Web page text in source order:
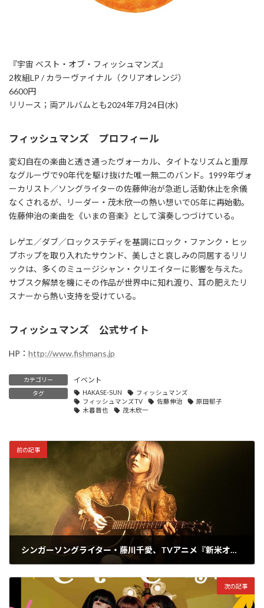
『宇宙 ベスト・オブ・フィッシュマンズ』
2枚組LP / カラーヴァイナル（クリアオレンジ）
6600円
リリース；両アルバムとも2024年7月24日(水)
フィッシュマンズ プロフィール
変幻自在の楽曲と透き通ったヴォーカル、タイトなリズムと重厚
なグルーヴで90年代を駆け抜けた唯一無二のバンド。1999年ヴォ
ーカリスト／ソングライターの佐藤伸治が急逝し活動休止を余儀
なくされるが、リーダー・茂木欣一の熱い想いで05年に再始動。
佐藤伸治の楽曲を《いまの音楽》として演奏しつづけている。
レゲエ／ダブ／ロックステディを基調にロック・ファンク・ヒッ
プホップを取り入れたサウンド、美しさと哀しみの同居するリリ
ックは、多くのミュージシャン・クリエイターに影響を与えた。
サブスク解禁を機にその作品が世界中に知れ渡り、耳の肥えたリ
スナーから熱い支持を受けている。
フィッシュマンズ 公式サイト
HP： http://www.fishmans.jp
カテゴリー イベント
タグ HAKASE-SUN
フィッシュマンズ
フィッシュマンズTV
佐藤伸治
原田郁子
木暮晋也
茂木欣一
前の記事
シンガーソングライター・藤川千愛、TVアニメ『新米オッサン冒険者、最強パーティに死ぬほど鍛えられて無敵になる。』のED主題歌『さがしもの』をリリース＆MV公開！
次の記事